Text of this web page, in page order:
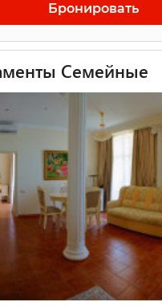
Бронировать
Семейные